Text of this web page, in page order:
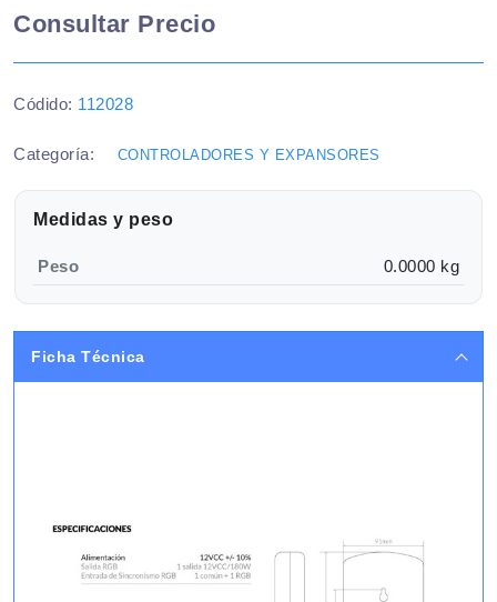
Consultar Precio
Códido: 112028
Categoría: CONTROLADORES Y EXPANSORES
Medidas y peso
Peso 0.0000 kg
Ficha Técnica